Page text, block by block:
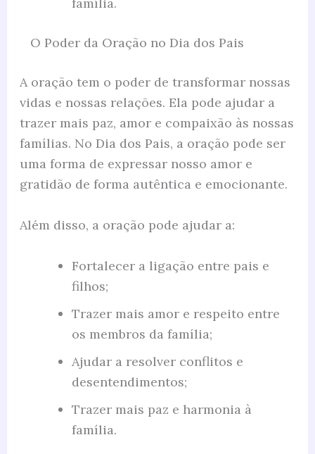
família.
O Poder da Oração no Dia dos Pais
A oração tem o poder de transformar nossas
vidas e nossas relações. Ela pode ajudar a
trazer mais paz, amor e compaixão às nossas
famílias. No Dia dos Pais, a oração pode ser
uma forma de expressar nosso amor e
gratidão de forma autêntica e emocionante.
Além disso, a oração pode ajudar a:
Fortalecer a ligação entre pais e
filhos;
Trazer mais amor e respeito entre
os membros da família;
Ajudar a resolver conflitos e
desentendimentos;
Trazer mais paz e harmonia à
família.